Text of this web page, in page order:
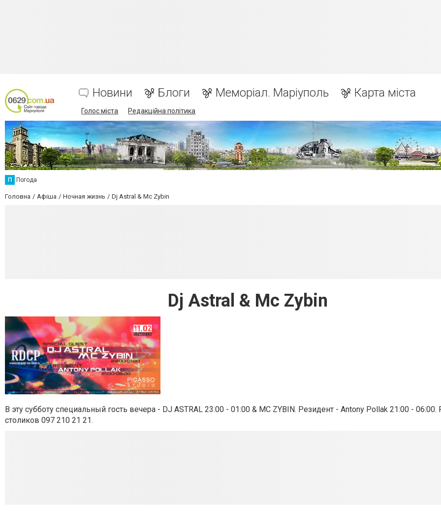
Новини Блоги Меморіал. Маріуполь Карта міста
Голос міста Редакційна політика
П Погода
Головна Афіша Ночная жизнь Dj Astral & Mc Zybin
Dj Astral & Mc Zybin
В эту субботу специальный гость вечера - DJ ASTRAL 23:00 - 01:00 & MC ZYBIN. Резидент - Antony Pollak 21:00 - 06:00.
столиков 097 210 21 21.